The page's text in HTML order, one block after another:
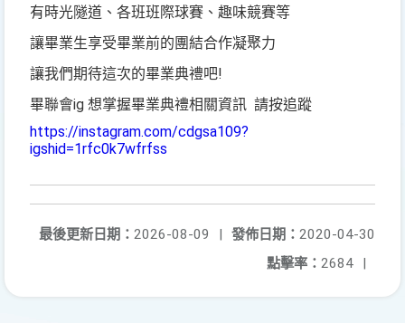
有時光隧道、各班班際球賽、趣味競賽等
讓畢業生享受畢業前的團結合作凝聚力
讓我們期待這次的畢業典禮吧!
畢聯會ig 想掌握畢業典禮相關資訊 請按追蹤
https://instagram.com/cdgsa109?
igshid=1rfc0k7wfrfss
發佈日期： 2020-04-30
最後更新日期： 2026-08-09
|
點擊率： 2684 |